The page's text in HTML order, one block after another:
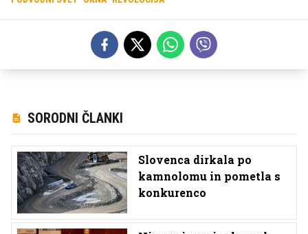
SORODNI ČLANKI
Slovenca dirkala po
kamnolomu in pometla s
konkurenco